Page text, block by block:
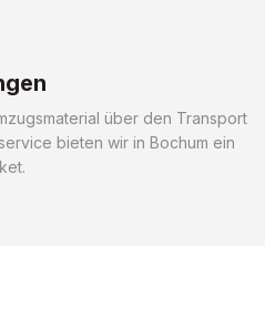
über den Transport
bieten wir in Bochum ein